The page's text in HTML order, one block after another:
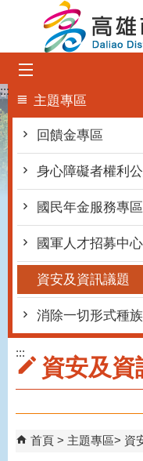
跳到主要內容區塊
:::
主題專區
回饋金專區
身心障礙者權利
國民年金服務專區
國軍人才招募中心
資安及資訊議題
消除一切形式種
:::
資安及資
首頁 主題專區 資